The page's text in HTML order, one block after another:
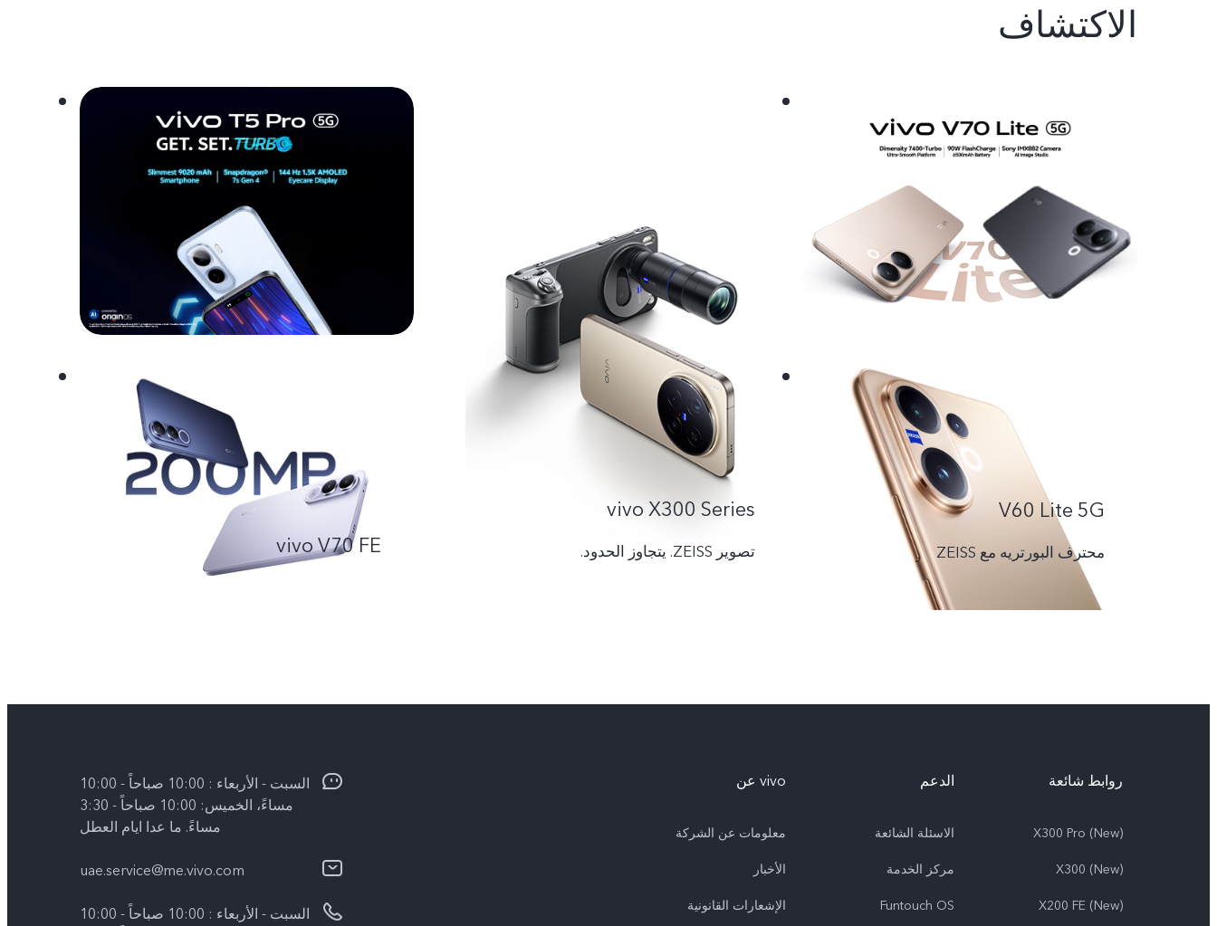
الاكتشاف
vivo X300 Series
تصوير ZEISS. يتجاوز الحدود. vivo V70 FE
V60 Lite 5G
محترف البورتريه مع ZEISS
روابط شائعة
X300 Pro (New)
X300 (New)
X200 FE (New)
الدعم
الاسئلة الشائعة
مركز الخدمة
Funtouch OS
vivo عن
معلومات عن الشركة
الأخبار
الإشعارات القانونية
السبت - الأربعاء : 10:00 صباحاً - 10:00
مساءً، الخميس: 10:00 صباحاً - 3:30
مساءً. ما عدا ايام العطل
uae.service@me.vivo.com
السبت - الأربعاء : 10:00 صباحاً - 10:00